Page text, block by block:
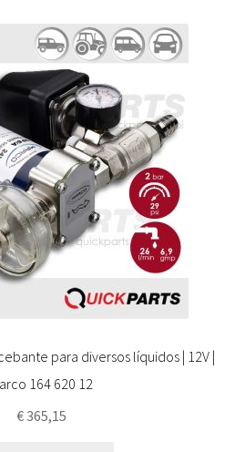
para diversos líquidos | 12V |
164 620 12
€365,15